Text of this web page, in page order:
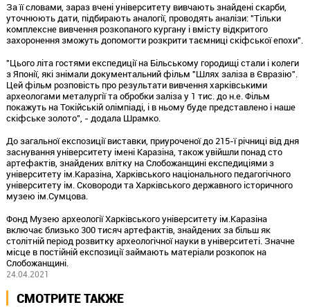
За її словами, зараз вчені університету вивчають знайдені скарби,
уточнюють дати, підбирають аналогії, проводять аналізи: "Тільки
комплексне вивчення розкопаного кургану і вмісту відкритого
захоронення зможуть допомогти розкрити таємниці скіфської епохи".
"Цього літа гостями експедиції на Більському городищі стали і колеги
з Японії, які знімали документальний фільм "Шлях заліза в Євразію".
Цей фільм розповість про результати вивчення харківськими
археологами металургії та обробки заліза у 1 тис. до н.е. Фільм
покажуть на Токійській олімпіаді, і в ньому буде представлено і наше
скіфське золото", - додала Шрамко.
До загальної експозиції виставки, приуроченої до 215-ї річниці від дня
заснування університету імені Каразіна, також увійшли понад сто
артефактів, знайдених влітку на Слобожанщині експедиціями з
університету ім.Каразіна, Харківського національного педагогічного
університету ім. Сковороди та Харківського державного історичного
музею ім.Сумцова.
Фонд Музею археології Харківського університету ім.Каразіна
включає близько 300 тисяч артефактів, знайдених за більш як
столітній період розвитку археологічної науки в університеті. Значне
місце в постійній експозиції займають матеріали розкопок на
Слобожанщині.
24.04.2021
СМОТРИТЕ ТАКЖЕ